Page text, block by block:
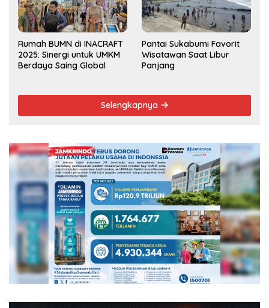
Rumah BUMN di INACRAFT
2025: Sinergi untuk UMKM
Berdaya Saing Global
Pantai Sukabumi Favorit
Wisatawan Saat Libur
Panjang
Selengkapnya